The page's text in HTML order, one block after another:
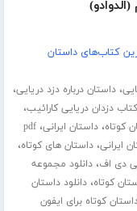
کتاب‌های داستان
،داستان درباره دزد دریایی،
کتاب دزدان دریایی کارائیب،
کوتاه،داستان ایرانی،pdf
ایرانی،داستان های کوتاه،
پی دی اف،دانلود مجموعه
کوتاه،دانلود داستان
کوتاه برای ایفون